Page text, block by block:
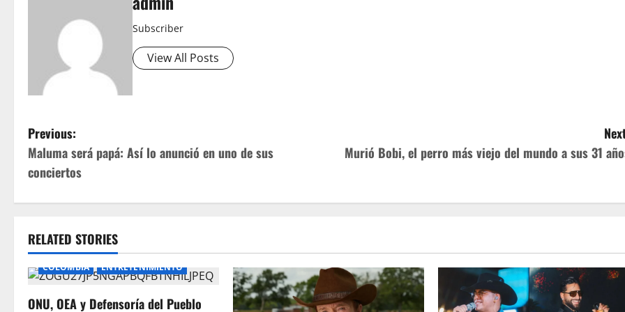
Subscriber
View All Posts
P
o
s
n
a
Previous:
Maluma será papá: Así lo anunció en uno de sus
conciertos
Murió Bobi, el perro más viejo del mundo a sus 31
RELATED STORIES
COLOMBIA ENTRETENIMIENTO
ONU, OEA y Defensoría del Pueblo